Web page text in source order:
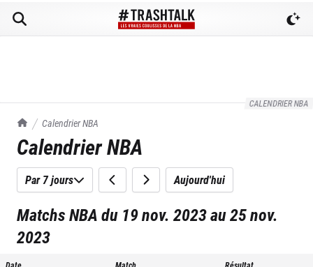
CALENDRIER NBA
TrashTalk Actu NBA
Calendrier NBA
Calendrier NBA
Par 7 jours Aujourd'hui
Matchs NBA du 19 nov. 2023 au 25 nov.
2023